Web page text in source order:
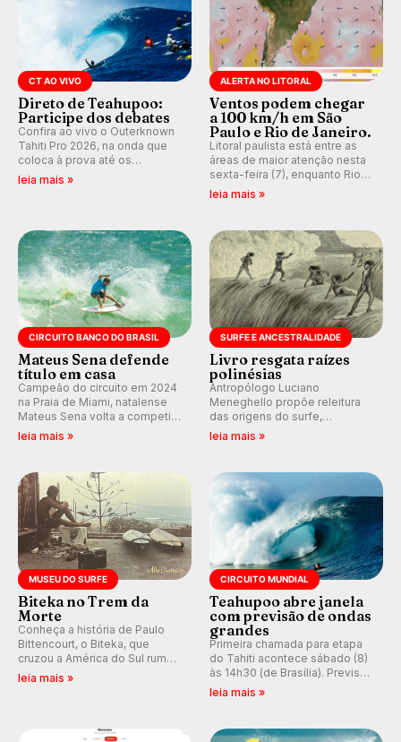
CT AO VIVO
Direto de Teahupoo:
Participe dos debates
Confira ao vivo o Outerknown
Tahiti Pro 2026, na onda que
coloca à prova até os
melhores surfistas do mundo.
leia mais »
ALERTA NO LITORAL
Ventos podem chegar
a 100 km/h em São
Paulo e Rio de Janeiro.
Litoral paulista está entre as
áreas de maior atenção nesta
sexta-feira (7), enquanto Rio
de Janeiro também recebe
km/h em Itanhaém.
leia mais »
CIRCUITO BANCO DO BRASIL
Mateus Sena defende
título em casa
Campeão do circuito em 2024
na Praia de Miami, natalense
Mateus Sena volta a competir
em casa em busca de manter a
leia mais »
SURFE E ANCESTRALIDADE
Livro resgata raízes
polinésias
Antropólogo Luciano
Meneghello propõe releitura
das origens do surfe,
resgatando a cultura polinésia
prática em esporte e indústria.
leia mais »
MUSEU DO SURFE
Biteka no Trem da
Morte
Conheça a história de Paulo
Bittencourt, o Biteka, que
cruzou a América do Sul rumo
ao Pacífico em uma jornada
leia mais »
CIRCUITO MUNDIAL
Teahupoo abre janela
com previsão de ondas
grandes
Primeira chamada para etapa
do Tahiti acontece sábado (8)
às 14h30 (de Brasília). Previsão
indica swell consistente.
Kelly Slater convidado.
leia mais »